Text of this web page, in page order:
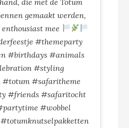
gemaakt werden,
mee
#themeparty
#birthdays #animals
#styling
#totum #safaritheme
#friends #safaritocht
#wobbel